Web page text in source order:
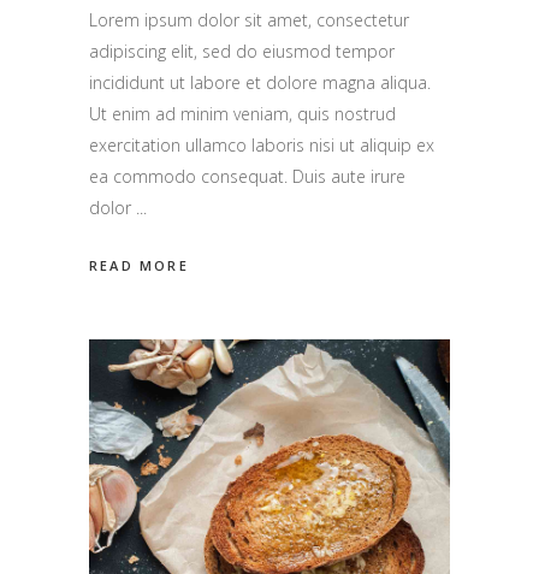
Lorem ipsum dolor sit amet, consectetur
adipiscing elit, sed do eiusmod tempor
incididunt ut labore et dolore magna aliqua.
Ut enim ad minim veniam, quis nostrud
exercitation ullamco laboris nisi ut aliquip ex
ea commodo consequat. Duis aute irure
dolor
READ MORE